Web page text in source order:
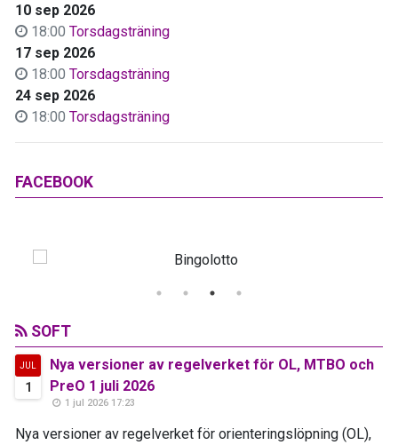
10 sep 2026
18:00 Torsdagsträning
17 sep 2026
18:00 Torsdagsträning
24 sep 2026
18:00 Torsdagsträning
FACEBOOK
SOFT
JUL
1
Nya versioner av regelverket för OL, MTBO och
PreO 1 juli 2026
1 jul 2026 17:23
Nya versioner av regelverket för orienteringslöpning (OL),